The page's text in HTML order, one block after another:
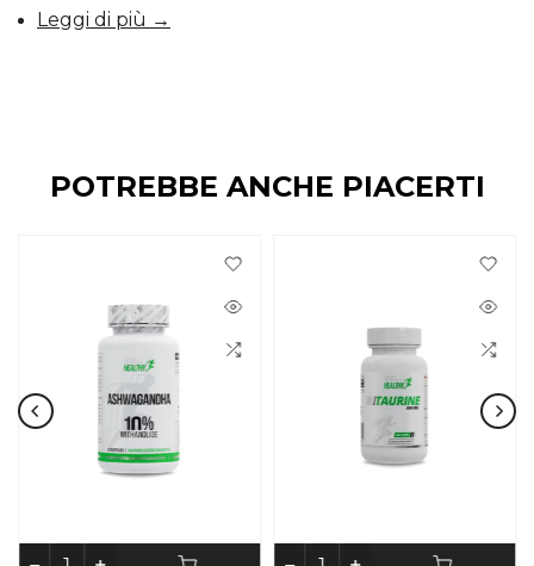
Leggi di più →
POTREBBE ANCHE PIACERTI